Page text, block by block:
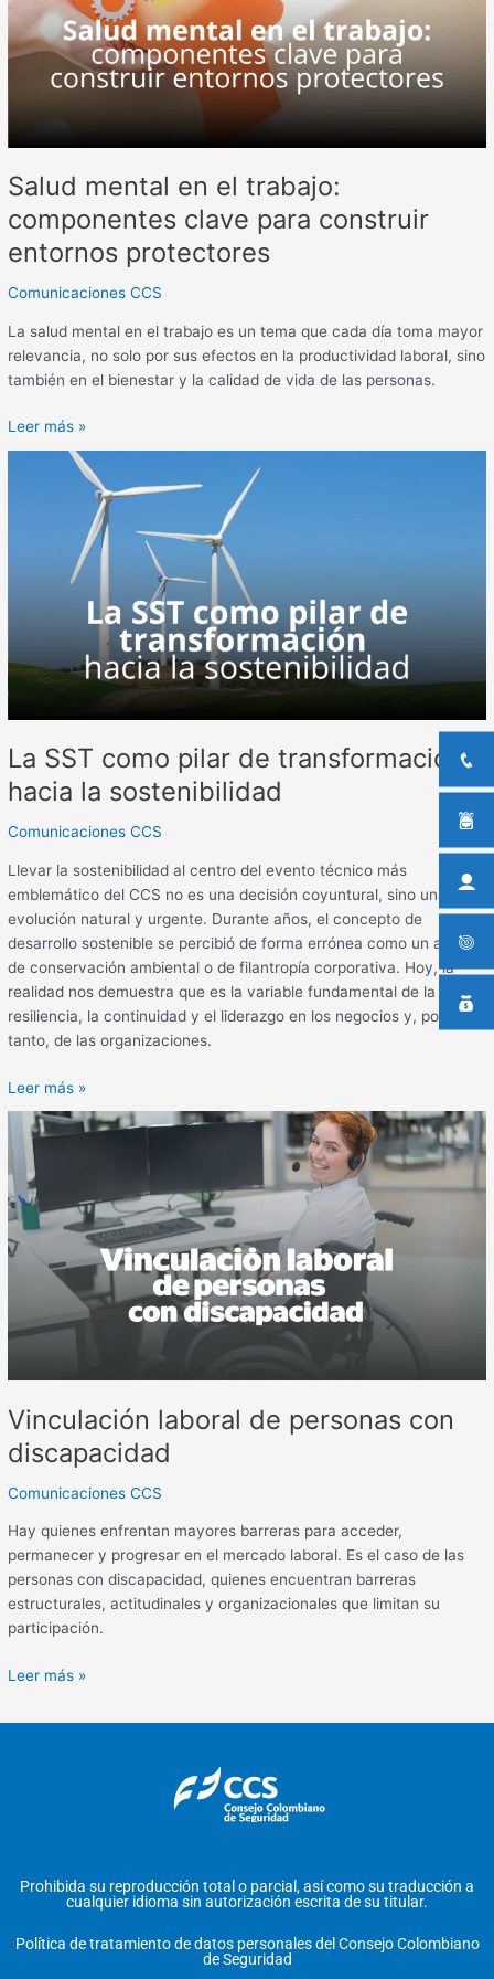
Salud mental en el trabajo:
componentes clave para construir
entornos protectores
Comunicaciones CCS
La salud mental en el trabajo es un tema que cada día toma mayor
relevancia, no solo por sus efectos en la productividad laboral, sino
también en el bienestar y la calidad de vida de las personas.
componentes
clave
para
construir
Leer más »
La SST como pilar de transformación
hacia la sostenibilidad
Comunicaciones CCS
Llevar la sostenibilidad al centro del evento técnico más
emblemático del CCS no es una decisión coyuntural, sino una
evolución natural y urgente. Durante años, el concepto de
desarrollo sostenible se percibió de forma errónea como un asunto
de conservación ambiental o de filantropía corporativa. Hoy, la
realidad nos demuestra que es la variable fundamental de la
resiliencia, la continuidad y el liderazgo en los negocios y, por lo
tanto, de las organizaciones.
transformación
sostenibilidad
Leer más »
Vinculación laboral de personas con
discapacidad
Comunicaciones CCS
Hay quienes enfrentan mayores barreras para acceder,
permanecer y progresar en el mercado laboral. Es el caso de las
personas con discapacidad, quienes encuentran barreras
estructurales, actitudinales y organizacionales que limitan su
participación.
Vinculación
laboral
de
personas
con
discapacidad
Leer más »
Prohibida su reproducción total o parcial, así como su traducción a
cualquier idioma sin autorización escrita de su titular.
Política de tratamiento de datos personales del Consejo Colombiano
de Seguridad